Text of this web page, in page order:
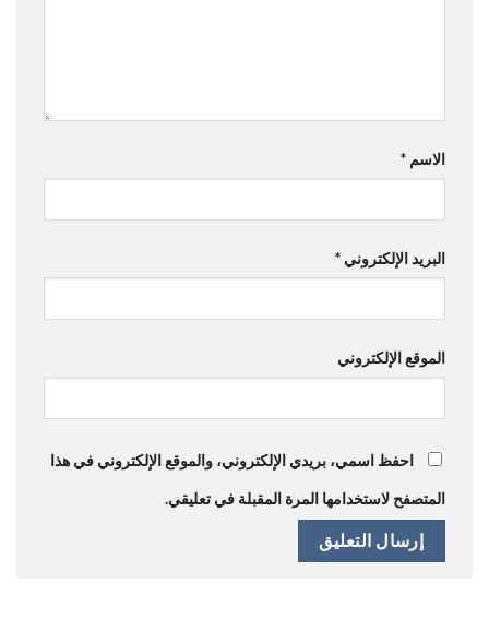
الاسم *
البريد الإلكتروني *
الموقع الإلكتروني
احفظ اسمي، بريدي الإلكتروني، والموقع الإلكتروني في هذا
المتصفح لاستخدامها المرة المقبلة في تعليقي.